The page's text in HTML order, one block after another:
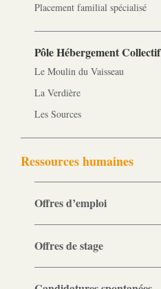
Placement familial spécialisé
Pôle Hébergement Collectif
Le Moulin du Vaisseau
La Verdière
Les Sources
Ressources humaines
Offres d’emploi
Offres de stage